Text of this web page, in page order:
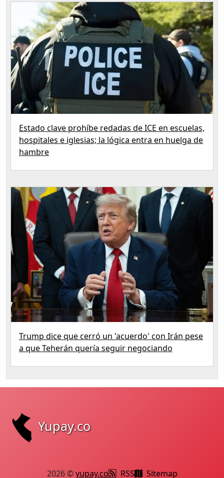
Estado clave prohíbe redadas de ICE en escuelas,
hospitales e iglesias; la lógica entra en huelga de
hambre
Trump dice que cerró un 'acuerdo' con Irán pese
a que Teherán quería seguir negociando
Yupay.co
2026 ©yupay.co RSS Sitemap